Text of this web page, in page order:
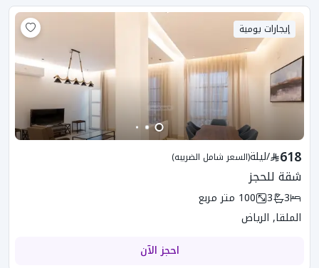
إيجارات يومية
618
/ليلة(السعر شامل الضريبه)
شقة للحجز
3
3
100 متر مربع
الملقا, الرياض
احجز الآن